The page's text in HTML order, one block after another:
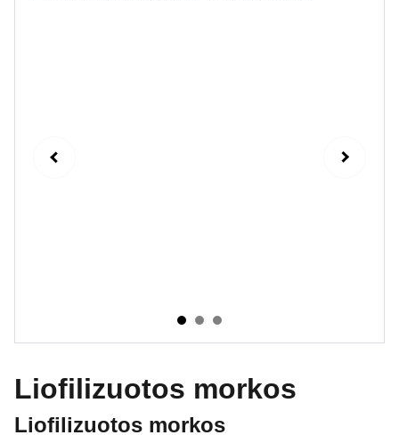
Liofilizuotos morkos
Liofilizuotos morkos